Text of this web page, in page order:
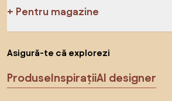
Pentru magazine
Asigură-te că explorezi
ProduseInspirațiiAI designer